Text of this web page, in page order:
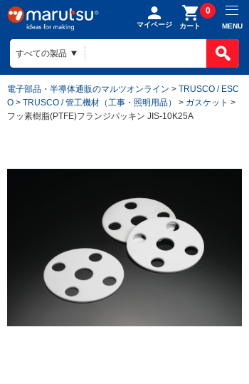
マイページ カート
0
MENU
電子部品・半導体通販のマルツオンライン > TRUSCO / ESC
O > TRUSCO / 管工機材（工事・照明用品） > ガスケット >
フッ素樹脂(PTFE)フランジパッキン JIS-10K25A